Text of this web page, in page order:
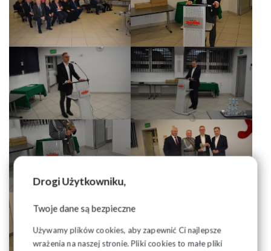
Drogi Użytkowniku,
Twoje dane są bezpieczne
Używamy plików cookies, aby zapewnić Ci najlepsze
wrażenia na naszej stronie. Pliki cookies to małe pliki